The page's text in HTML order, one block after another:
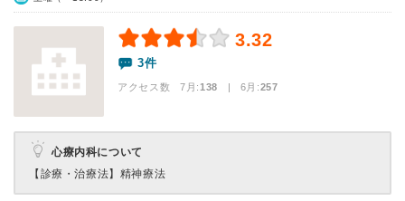
3.32
3件
アクセス数 7月:138 | 6月:257
心療内科について
【診療・治療法】 精神療法